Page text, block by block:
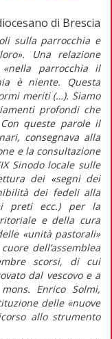
di Brescia
sulla parrocchia e
Una relazione
parrocchia il
è niente. Questa
meriti (…). Siamo
profondi che
queste parole il
consegnava alla
e la consultazione
Sinodo locale sulle
dei «segni dei
dei fedeli alla
preti ecc.) per la
e della cura
«unità pastorali»
dell’assemblea
scorsi, di cui
dal vescovo e a
Enrico Solmi,
delle «nuove
allo strumento